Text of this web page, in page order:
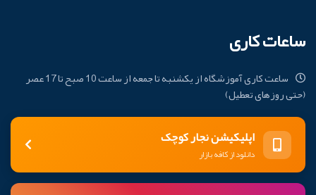
ساعات کاری
ساعت کاری آموزشگاه از یکشنبه تا جمعه از ساعت 10 صبح تا 17 عصر
(حتی روزهای تعطیل)
اپلیکیشن نجار کوچک
دانلود از کافه بازار